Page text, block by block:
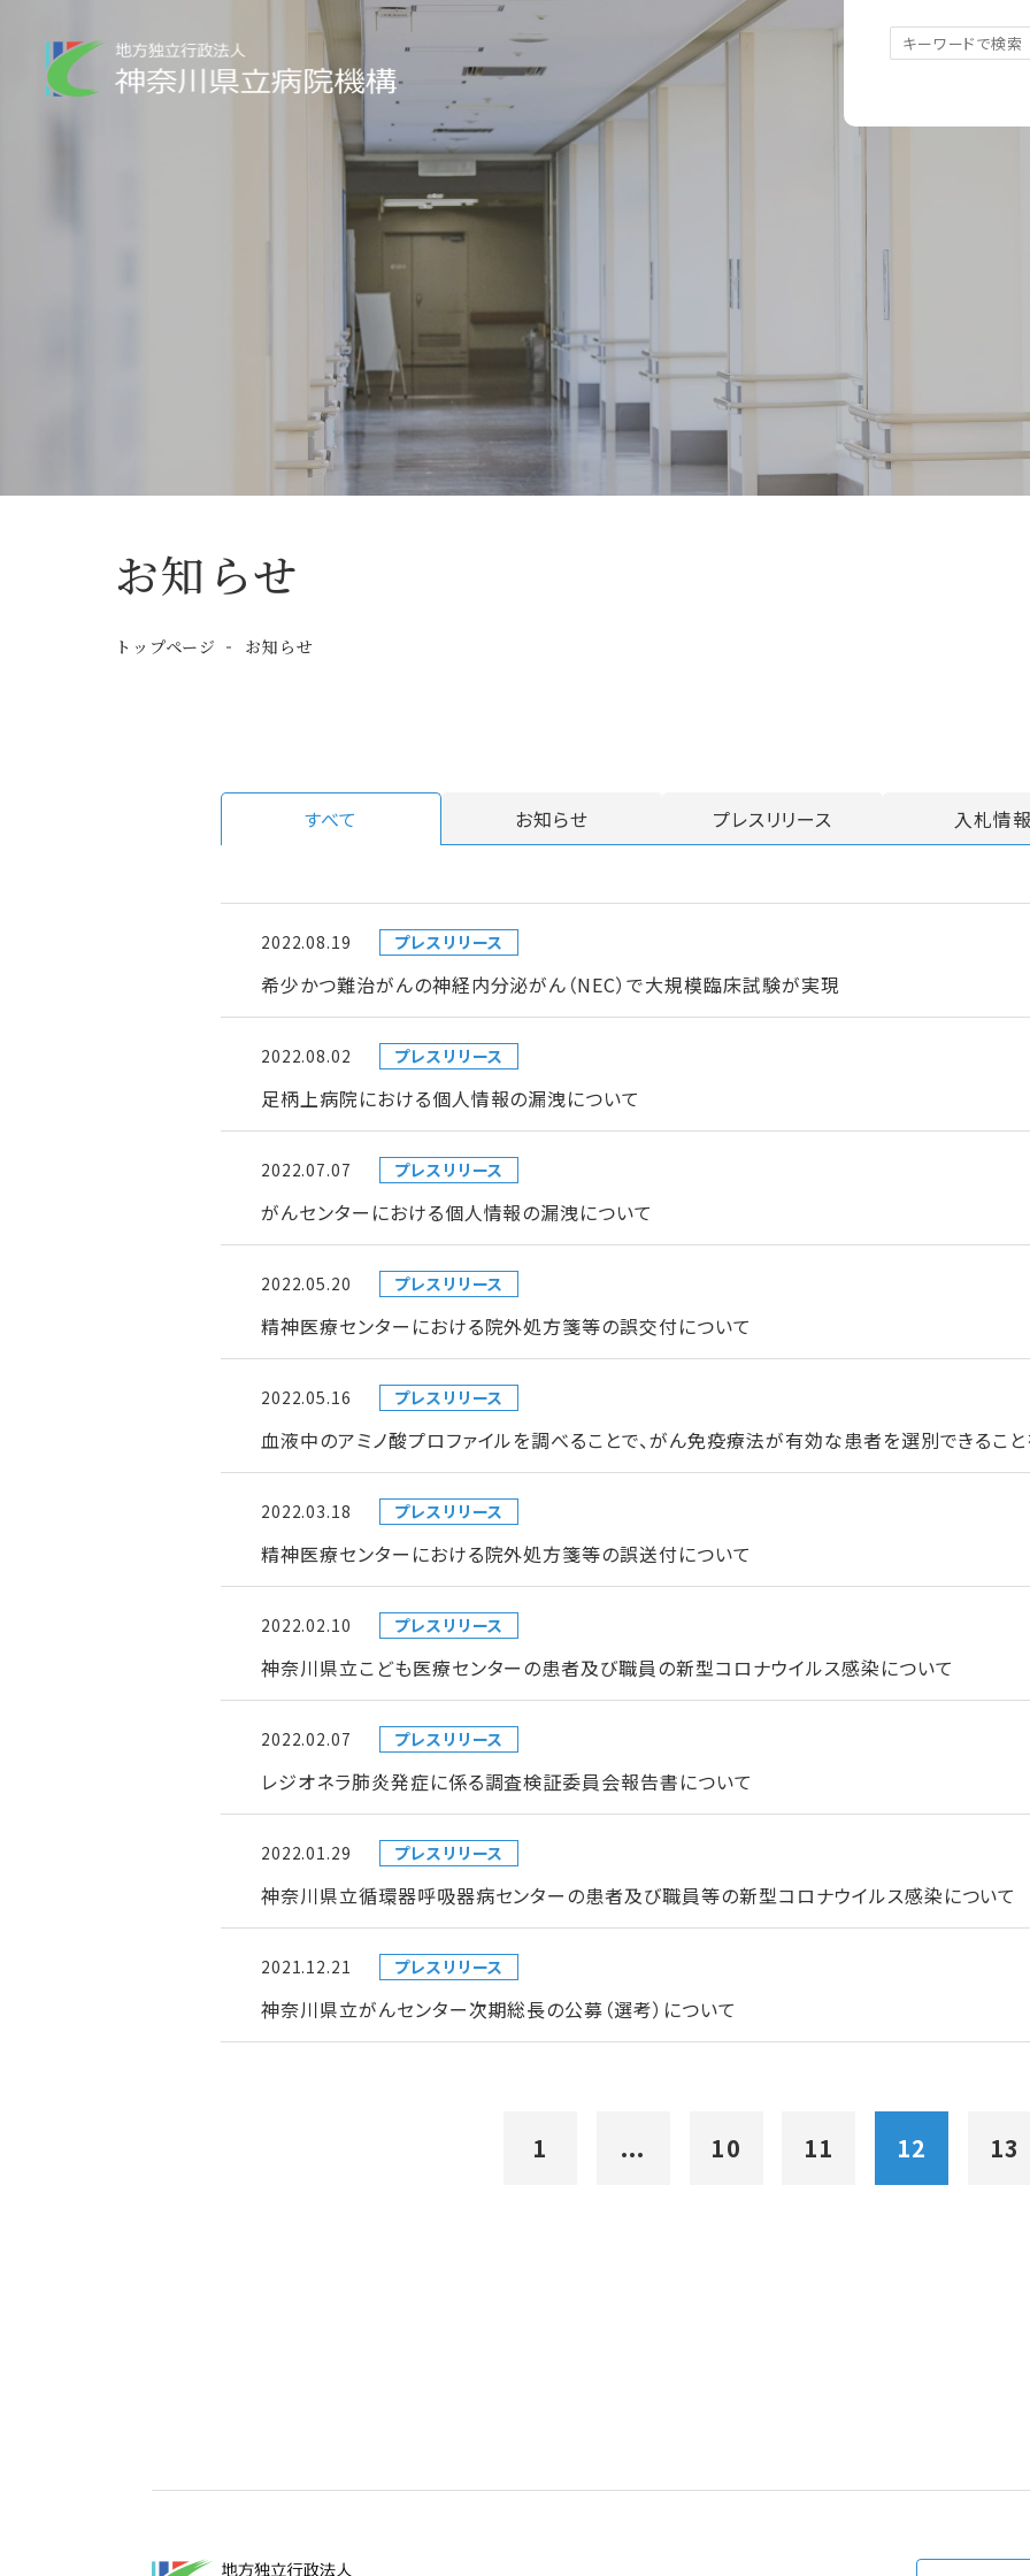
お知らせ
トップページ お知らせ
すべて お知らせ プレスリリース 入札情
2022.08.19 プレスリリース
希少かつ難治がんの神経内分泌がん（NEC）で大規模臨床試験が実現
2022.08.02 プレスリリース
足柄上病院における個人情報の漏洩について
2022.07.07 プレスリリース
がんセンターにおける個人情報の漏洩について
2022.05.20 プレスリリース
精神医療センターにおける院外処方箋等の誤交付について
2022.05.16 プレスリリース
血液中のアミノ酸プロファイルを調べることで、がん免疫療法が有効な患者を選別できるこ
2022.03.18 プレスリリース
精神医療センターにおける院外処方箋等の誤送付について
2022.02.10 プレスリリース
神奈川県立こども医療センターの患者及び職員の新型コロナウイルス感染について
2022.02.07 プレスリリース
レジオネラ肺炎発症に係る調査検証委員会報告書について
2022.01.29 プレスリリース
神奈川県立循環器呼吸器病センターの患者及び職員等の新型コロナウイルス感染について
2021.12.21 プレスリリース
神奈川県立がんセンター次期総長の公募（選考）について
1 ... 10 11 12 13